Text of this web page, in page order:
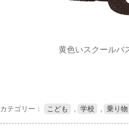
黄色いスクールバ
カテゴリー： こども , 学校 , 乗り物